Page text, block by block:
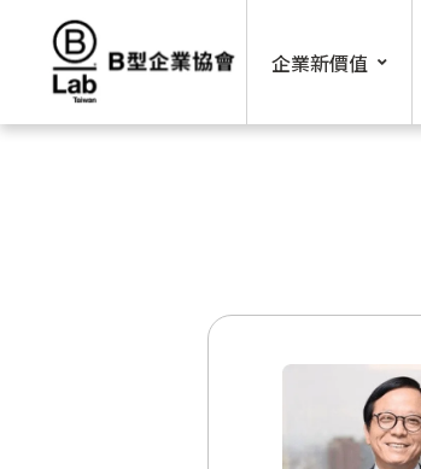
content
企業新價值